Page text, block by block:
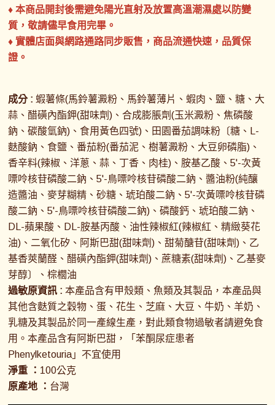
♦ 本商品開封後需避免陽光直射及放置高溫潮濕處以防變
質，敬請儘早食用完畢。
♦ 實體店面與網路通路同步販售，商品流通快速，品質保
證。
成分 : 蝦薯條(馬鈴薯澱粉、馬鈴薯薄片、蝦肉、鹽、糖、大
蒜、醋磺內酯鉀(甜味劑)、合成膨脹劑(玉米澱粉、焦磷酸
鈉、碳酸氫鈉)、食用黃色四號)、田園番茄調味粉〔糖、L-
麩酸鈉、食鹽、番茄粉(番茄泥、樹薯澱粉、大豆卵磷脂)、
香辛料(辣椒、洋蔥、蒜、丁香、肉桂)、胺基乙酸、5'-次黃
嘌呤核苷磷酸二鈉、5'-鳥嘌呤核苷磷酸二鈉、醬油粉(純釀
造醬油、麥芽糊精、砂糖、琥珀酸二鈉、5'-次黃嘌呤核苷磷
酸二鈉、5'-鳥嘌呤核苷磷酸二鈉)、磷酸鈣、琥珀酸二鈉、
DL-蘋果酸、DL-胺基丙酸、油性辣椒紅(辣椒紅、精緻葵花
油)、二氧化矽、阿斯巴甜(甜味劑)、甜菊醣苷(甜味劑)、乙
基香莢蘭醛、醋磺內酯鉀(甜味劑)、蔗糖素(甜味劑)、乙基麥
芽醇〕、棕櫚油
過敏原資訊 :本產品含有甲殼類、魚類及其製品，本產品與
其他含麩質之穀物、蛋、花生、芝麻、大豆、牛奶、羊奶、
乳糖及其製品於同一產線生產，對此類食物過敏者請避免食
用。本產品含有阿斯巴甜，「苯酮尿症患者
Phenylketouria」不宜使用
淨重 ： 100公克
原產地 ： 台灣